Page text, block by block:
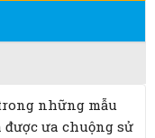
những mẫu
được ưa chuộng sử